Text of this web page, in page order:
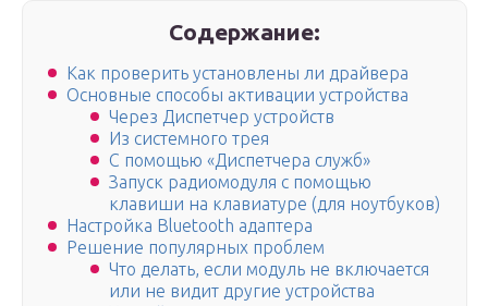
Содержание:
Как проверить установлены ли драйвера
Основные способы активации устройства
Через Диспетчер устройств
Из системного трея
С помощью «Диспетчера служб»
Запуск радиомодуля с помощью
клавиши на клавиатуре (для ноутбуков)
Настройка Bluetooth адаптера
Решение популярных проблем
Что делать, если модуль не включается
или не видит другие устройства